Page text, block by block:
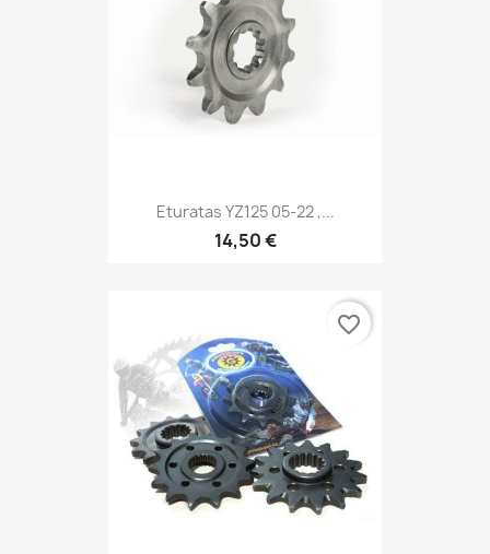
Eturatas YZ125 05-22 ,...
14,50 €
favorite_border